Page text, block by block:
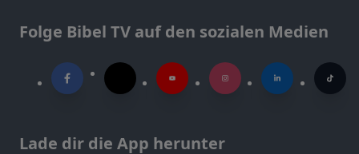
Folge Bibel TV auf den sozialen Medien
Lade dir die App herunter